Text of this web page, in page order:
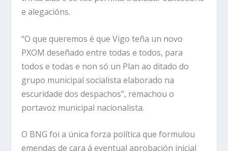
e alegacións.
“O que queremos é que Vigo teña un novo
PXOM deseñado entre todas e todos, para
todos e todas e non só un Plan ao ditado do
grupo municipal socialista elaborado na
escuridade dos despachos”, remachou o
portavoz municipal nacionalista.
O BNG foi a única forza política que formulou
emendas de cara á eventual aprobación inicial